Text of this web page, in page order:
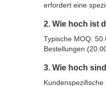
erfordert eine
2. Wie hoch ist
Typische MOQ:
Bestellungen
3. Wie hoch